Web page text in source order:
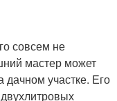
совсем не
мастер может
дачном участке. Его